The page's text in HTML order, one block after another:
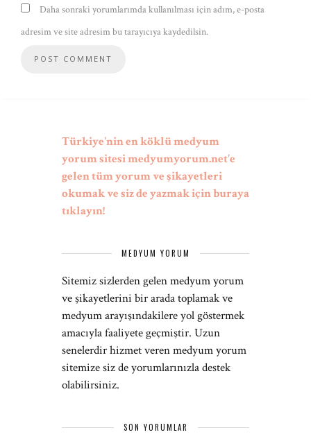
Daha sonraki yorumlarımda kullanılması için adım, e-posta
adresim ve site adresim bu tarayıcıya kaydedilsin.
Türkiye'nin en köklü medyum
yorum sitesi medyumyorum.net'e
gelen tüm yorum ve şikayetleri
okumak ve siz de yazmak için buraya
tıklayın!
MEDYUM YORUM
Sitemiz sizlerden gelen medyum yorum
ve şikayetlerini bir arada toplamak ve
medyum arayışındakilere yol göstermek
amacıyla faaliyete geçmiştir. Uzun
senelerdir hizmet veren medyum yorum
sitemize siz de yorumlarınızla destek
olabilirsiniz.
SON YORUMLAR